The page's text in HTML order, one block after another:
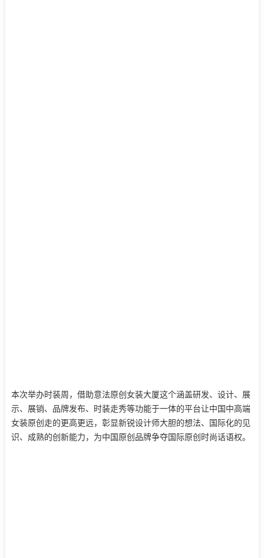
本次举办时装周，借助意法原创女装大厦这个涵盖研发、设计、展
示、展销、品牌发布、时装走秀等功能于一体的平台让中国中高端
女装原创走的更高更远，彰显新锐设计师大胆的想法、国际化的见
识、成熟的创新能力，为中国原创品牌争夺国际原创时尚话语权。